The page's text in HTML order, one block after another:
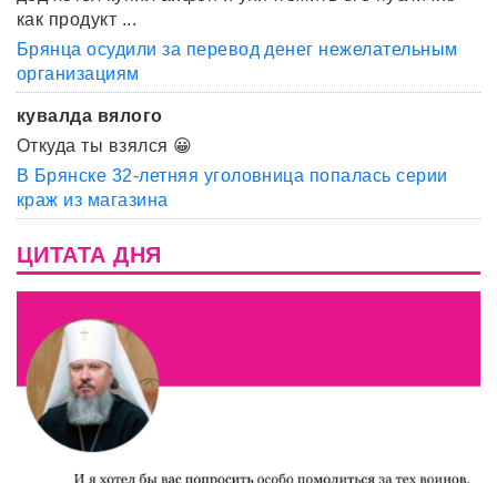
как продукт ...
Брянца осудили за перевод денег нежелательным
организациям
кувалда вялого
Откуда ты взялся 😀
В Брянске 32-летняя уголовница попалась серии
краж из магазина
ЦИТАТА ДНЯ